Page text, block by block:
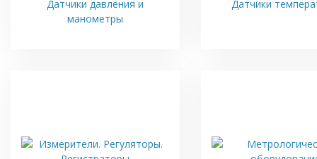
Датчики давления и
манометры
Датчики